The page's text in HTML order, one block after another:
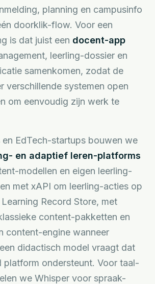
planning en campusinfo
doorklik-flow. Voor een
is dat juist een docent-app
leerling-dossier en
samenkomen, zodat de
verschillende systemen open
om eenvoudig zijn werk te
EdTech-startups bouwen we
en adaptief leren-platforms
modellen en eigen leerling-
met xAPI om leerling-acties op
Record Store, met
content-pakketten en
content-engine wanneer
didactisch model vraagt dat
platform ondersteunt. Voor taal-
we Whisper voor spraak-